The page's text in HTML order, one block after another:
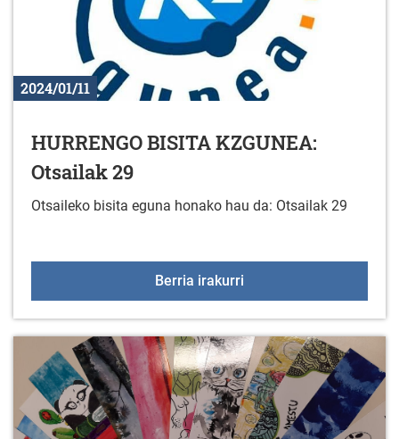
2024/01/11
HURRENGO BISITA KZGUNEA:
Otsailak 29
Otsaileko bisita eguna honako hau da: Otsailak 29
Berria irakurri